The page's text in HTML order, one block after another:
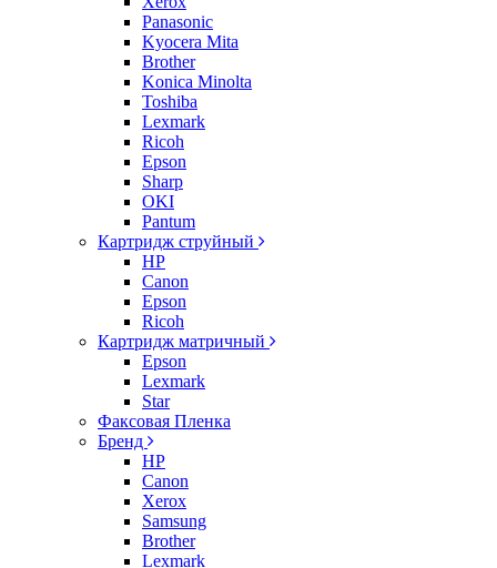
Panasonic
Kyocera Mita
Brother
Konica Minolta
Toshiba
Lexmark
Ricoh
Epson
Sharp
OKI
Pantum
Картридж струйный
HP
Canon
Epson
Ricoh
Картридж матричный
Epson
Lexmark
Star
Факсовая Пленка
Бренд
HP
Canon
Xerox
Samsung
Brother
Lexmark